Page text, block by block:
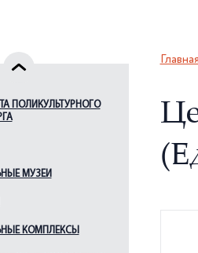
ПОЛИКУЛЬТУРНОГО
МУЗЕИ
КОМПЛЕКСЫ
Главная